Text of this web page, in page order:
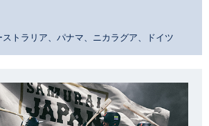
トラリア、パナマ、ニカラグア、ドイツ